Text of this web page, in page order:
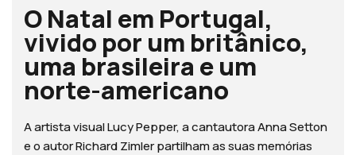
O Natal em Portugal,
vivido por um britânico,
uma brasileira e um
norte-americano
A artista visual Lucy Pepper, a cantautora Anna Setton
e o autor Richard Zimler partilham as suas memórias